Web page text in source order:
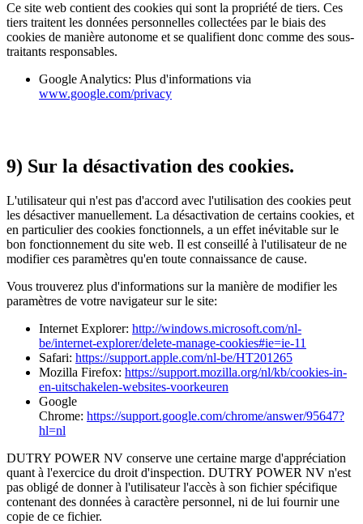
Ce site web contient des cookies qui sont la propriété de tiers. Ces
tiers traitent les données personnelles collectées par le biais des
cookies de manière autonome et se qualifient donc comme des sous-
traitants responsables.
Google Analytics: Plus d'informations via
www.google.com/privacy
9) Sur la désactivation des cookies.
L'utilisateur qui n'est pas d'accord avec l'utilisation des cookies peut
les désactiver manuellement. La désactivation de certains cookies, et
en particulier des cookies fonctionnels, a un effet inévitable sur le
bon fonctionnement du site web. Il est conseillé à l'utilisateur de ne
modifier ces paramètres qu'en toute connaissance de cause.
Vous trouverez plus d'informations sur la manière de modifier les
paramètres de votre navigateur sur le site:
Internet Explorer: http://windows.microsoft.com/nl-
be/internet-explorer/delete-manage-cookies#ie=ie-11
Safari: https://support.apple.com/nl-be/HT201265
Mozilla Firefox: https://support.mozilla.org/nl/kb/cookies-in-
en-uitschakelen-websites-voorkeuren
Google
Chrome: https://support.google.com/chrome/answer/95647?
hl=nl
DUTRY POWER NV conserve une certaine marge d'appréciation
quant à l'exercice du droit d'inspection. DUTRY POWER NV n'est
pas obligé de donner à l'utilisateur l'accès à son fichier spécifique
contenant des données à caractère personnel, ni de lui fournir une
copie de ce fichier.